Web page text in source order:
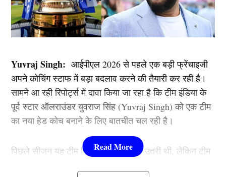
Yuvraj Singh: आईपीएल 2026 से पहले एक बड़ी फ्रेंचाइजी
अपने कोचिंग स्टाफ में बड़ा बदलाव करने की तैयारी कर रही है।
सामने आ रही रिपोर्ट्स में दावा किया जा रहा है कि टीम इंडिया के
पूर्व स्टार ऑलराउंडर युवराज सिंह (Yuvraj Singh) को एक टीम
का नया हेड कोच बनाने के लिए बातचीत चल रही है।
पिछले सीजन यह टीम विदेशी कोच के साथ उतरी थी, लेकिन टीम